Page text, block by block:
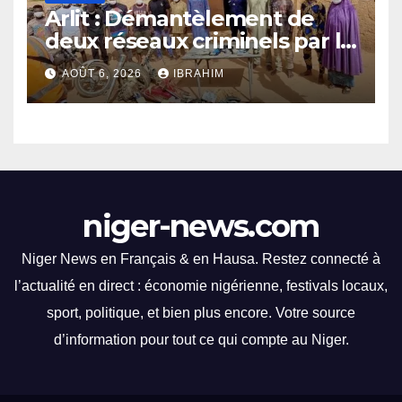
compétitions captivantes.
Les spectateurs ont été
éblouis par des
performances
impressionnantes et des
Arlit : Démantèlement de
deux réseaux criminels par la
police d’Akokan
AOÛT 6, 2026 IBRAHIM
niger-news.com
Niger News en Français & en Hausa. Restez connecté à
l’actualité en direct : économie nigérienne, festivals locaux,
sport, politique, et bien plus encore. Votre source
d’information pour tout ce qui compte au Niger.